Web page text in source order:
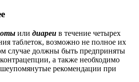
или диареи в течение четырех
таблеток, возможно не полное их
случае должны быть предприняты
а также необходимо
рекомендации при